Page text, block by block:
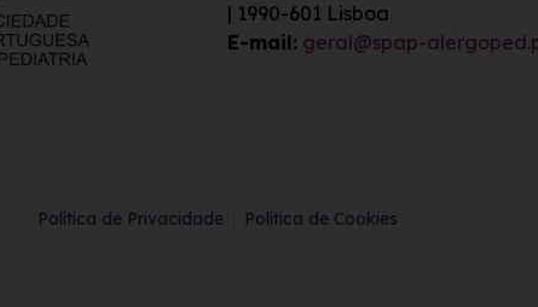
| 1990-601 Lisboa
E-mail: geral@spap-
Política de Privacidade Política de Cookies